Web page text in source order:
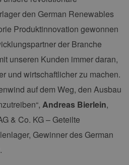
den German Renewables
Produktinnovation gewonnen
der Branche
unseren Kunden immer daran,
und wirtschaftlicher zu machen.
auf dem Weg, den Ausbau
Andreas Bierlein,
& Co. KG – Geteilte
Gewinner des German